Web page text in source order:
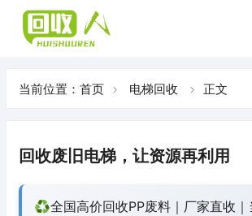
当前位置： 首页 电梯回收 正文
回收废旧电梯，让资源再利用
♻️全国高价回收PP废料｜厂家直收｜